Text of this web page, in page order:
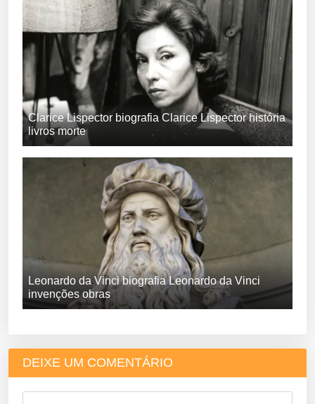
Clarice Lispector biografia Clarice Lispector história
livros morte
Leonardo da Vinci biografia Leonardo da Vinci
invenções obras
DEIXE UM COMENTÁRIO